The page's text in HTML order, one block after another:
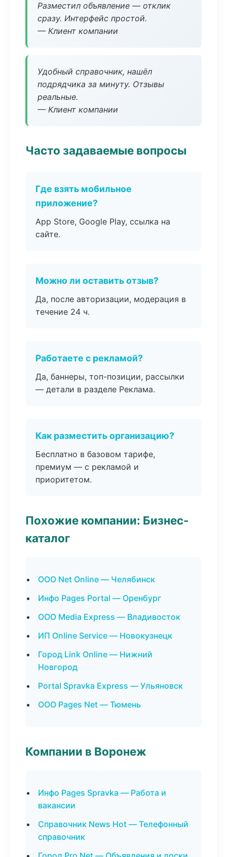
Разместил объявление — отклик
сразу. Интерфейс простой.
— Клиент компании
Удобный справочник, нашёл
подрядчика за минуту. Отзывы
реальные.
— Клиент компании
Часто задаваемые вопросы
Где взять мобильное
приложение?
App Store, Google Play, ссылка на
сайте.
Можно ли оставить отзыв?
Да, после авторизации, модерация в
течение 24 ч.
Работаете с рекламой?
Да, баннеры, топ-позиции, рассылки
— детали в разделе Реклама.
Как разместить организацию?
Бесплатно в базовом тарифе,
премиум — с рекламой и
приоритетом.
Похожие компании: Бизнес-
каталог
ООО Net Online — Челябинск
Инфо Pages Portal — Оренбург
ООО Media Express — Владивосток
ИП Online Service — Новокузнецк
Город Link Online — Нижний
Новгород
Portal Spravka Express — Ульяновск
ООО Pages Net — Тюмень
Компании в Воронеж
Инфо Pages Spravka — Работа и
вакансии
Справочник News Hot — Телефонный
справочник